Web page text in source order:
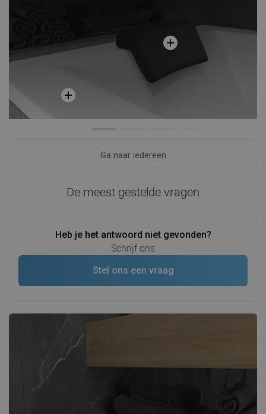
Ga naar iedereen
De meest gestelde vragen
Heb je het antwoord niet gevonden?
Schrijf ons
Stel ons een vraag